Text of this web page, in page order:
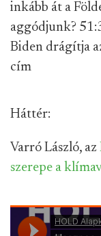
inkább át a
aggódjunk?
Biden drágítja
cím
Háttér:
Varró László, az
szerepe a